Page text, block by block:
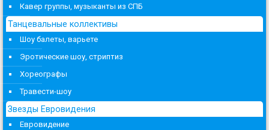
Кавер группы, музыканты из СПБ
Танцевальные коллективы
Шоу балеты, варьете
Эротические шоу, стриптиз
Хореографы
Травести-шоу
Звезды Евровидения
Евровидение